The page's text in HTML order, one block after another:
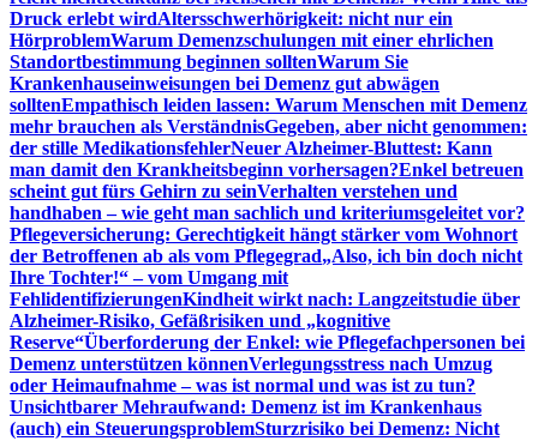
Druck erlebt wirdAltersschwerhörigkeit: nicht nur ein
HörproblemWarum Demenzschulungen mit einer ehrlichen
Standortbestimmung beginnen solltenWarum Sie
Krankenhauseinweisungen bei Demenz gut abwägen
solltenEmpathisch leiden lassen: Warum Menschen mit Demenz
mehr brauchen als VerständnisGegeben, aber nicht genommen:
der stille MedikationsfehlerNeuer Alzheimer-Bluttest: Kann
man damit den Krankheitsbeginn vorhersagen?Enkel betreuen
scheint gut fürs Gehirn zu seinVerhalten verstehen und
handhaben – wie geht man sachlich und kriteriumsgeleitet vor?
Pflegeversicherung: Gerechtigkeit hängt stärker vom Wohnort
der Betroffenen ab als vom Pflegegrad„Also, ich bin doch nicht
Ihre Tochter!“ – vom Umgang mit
FehlidentifizierungenKindheit wirkt nach: Langzeitstudie über
Alzheimer-Risiko, Gefäßrisiken und „kognitive
Reserve“Überforderung der Enkel: wie Pflegefachpersonen bei
Demenz unterstützen könnenVerlegungsstress nach Umzug
oder Heimaufnahme – was ist normal und was ist zu tun?
Unsichtbarer Mehraufwand: Demenz ist im Krankenhaus
(auch) ein SteuerungsproblemSturzrisiko bei Demenz: Nicht